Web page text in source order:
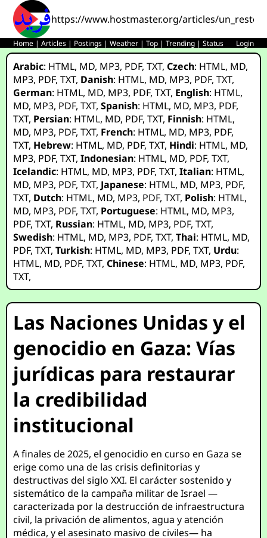
https://www.hostmaster.org/articles/
Home |Articles | Postings |Weather |Top |Trending |Status Login
Arabic: HTML, MD, MP3, PDF,TXT,Czech: HTML, MD,
MP3, PDF,TXT, Danish: HTML, MD, MP3, PDF,TXT,
German: HTML, MD, MP3, PDF,TXT, English: HTML,
MD, MP3, PDF,TXT,Spanish: HTML, MD, MP3, PDF,
TXT, Persian: HTML, MD, PDF,TXT, Finnish: HTML,
MD, MP3, PDF,TXT, French: HTML, MD, MP3, PDF,
TXT, Hebrew: HTML, MD, PDF,TXT, Hindi: HTML, MD,
MP3, PDF,TXT,Indonesian: HTML, MD, PDF,TXT,
Icelandic: HTML, MD, MP3, PDF,TXT,Italian: HTML,
MD, MP3, PDF,TXT, Japanese: HTML, MD, MP3, PDF,
TXT, Dutch: HTML, MD, MP3, PDF,TXT, Polish: HTML,
MD, MP3, PDF,TXT, Portuguese: HTML, MD, MP3,
PDF,TXT, Russian: HTML, MD, MP3, PDF,TXT,
Swedish: HTML, MD, MP3, PDF,TXT,Thai: HTML, MD,
PDF,TXT,Turkish: HTML, MD, MP3, PDF,TXT, Urdu:
HTML, MD, PDF,TXT,Chinese: HTML, MD, MP3, PDF,
TXT,
Las Naciones Unidas y el
genocidio en Gaza: Vías
jurídicas para restaurar
la credibilidad
institucional
A finales de 2025, el genocidio en curso en Gaza se
erige como una de las crisis definitorias y
destructivas del siglo XXI. El carácter sostenido y
sistemático de la campaña militar de Israel —
caracterizada por la destrucción de infraestructura
civil, la privación de alimentos, agua y atención
médica, y el asesinato masivo de civiles— ha